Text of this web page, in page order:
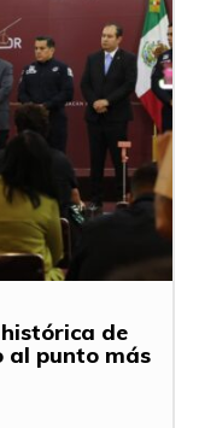
de
al punto más